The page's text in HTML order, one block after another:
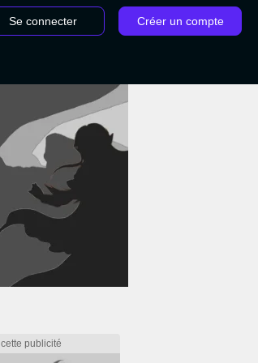
Se connecter Créer un compte